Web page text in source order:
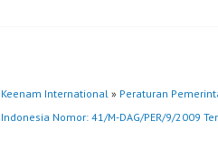
Keenam International » Peraturan
Indonesia Nomor: 41/M-DAG/PER/9/2009